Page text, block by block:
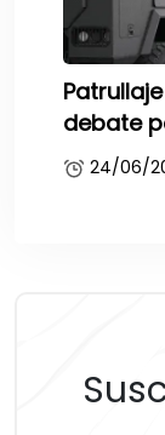
debate
24/06/